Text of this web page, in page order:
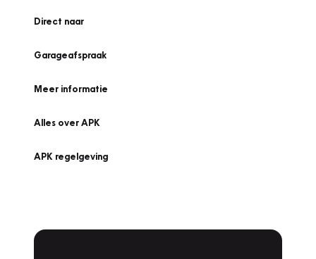
Direct naar
Garageafspraak
Meer informatie
Alles over APK
APK regelgeving